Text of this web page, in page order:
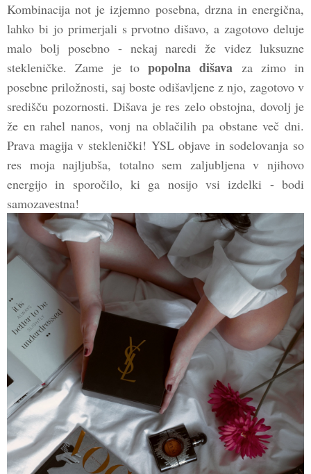
Kombinacija not je izjemno posebna, drzna in energična,
lahko bi jo primerjali s prvotno dišavo, a zagotovo deluje
malo bolj posebno - nekaj naredi že videz luksuzne
stekleničke. Zame je to popolna dišava za zimo in
posebne priložnosti, saj boste odišavljene z njo, zagotovo v
središču pozornosti. Dišava je res zelo obstojna, dovolj je
že en rahel nanos, vonj na oblačilih pa obstane več dni.
Prava magija v steklenički! YSL objave in sodelovanja so
res moja najljubša, totalno sem zaljubljena v njihovo
energijo in sporočilo, ki ga nosijo vsi izdelki - bodi
samozavestna!